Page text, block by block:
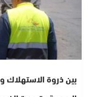
بين ذروة الاستهلاك